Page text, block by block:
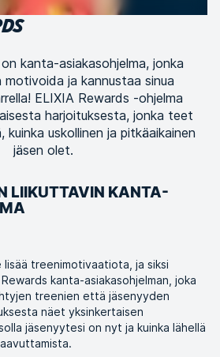
kanta-asiakasohjelma, jonka
ja kannustaa sinua
ELIXIA Rewards -ohjelma
harjoituksesta, jonka teet
kuinka uskollinen ja pitkäaikainen
jäsen olet.
LIIKUTTAVIN KANTA-
lisää treenimotivaatiota, ja siksi
kanta-asiakasohjelman, joka
treenien että jäsenyyden
näet yksinkertaisen
jäsenyytesi on nyt ja kuinka lähellä